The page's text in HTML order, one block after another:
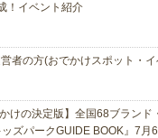
！イベント紹介
者の方(おでかけスポット・
かけの決定版】全国68ブラン
ズパークGUIDE BOOK』7月